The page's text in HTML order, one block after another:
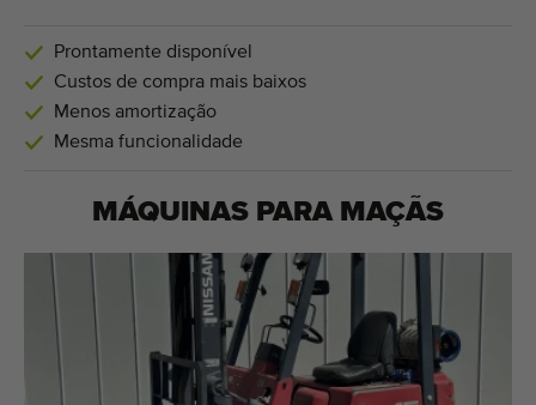
Prontamente disponível
Custos de compra mais baixos
Menos amortização
Mesma funcionalidade
MÁQUINAS PARA MAÇÃS